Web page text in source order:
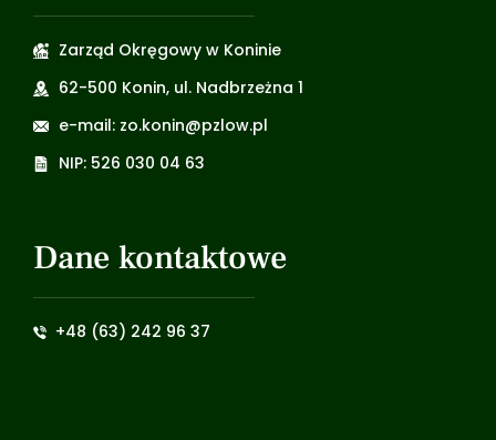
Zarząd Okręgowy w Koninie
62-500 Konin, ul. Nadbrzeżna 1
e-mail: zo.konin@pzlow.pl
NIP: 526 030 04 63
Dane kontaktowe
+48 (63) 242 96 37